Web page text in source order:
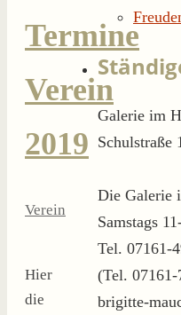
Termine
Verein
2019
Verein
Hier
die
Galerie im
Schulstraße
Die Galerie
Samstags
Tel. 07161-
(Tel. 07161-
brigitte-